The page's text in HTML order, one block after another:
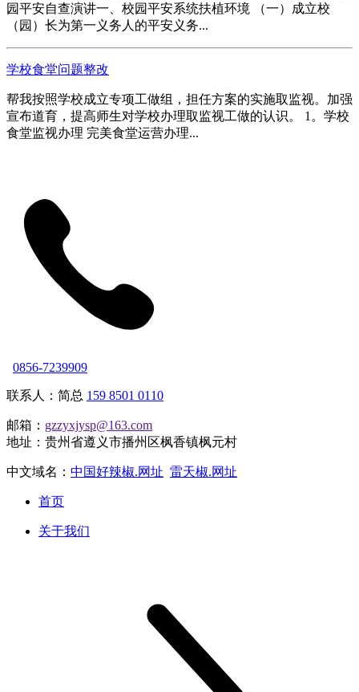
园平安自查演讲一、校园平安系统扶植环境 （一）成立校
（园）长为第一义务人的平安义务...
学校食堂问题整改
帮我按照学校成立专项工做组，担任方案的实施取监视。加强
宣布道育，提高师生对学校办理取监视工做的认识。 1。学校
食堂监视办理 完美食堂运营办理...
0856-7239909
联系人：简总 159 8501 0110
邮箱： gzzyxjysp@163.com
地址：贵州省遵义市播州区枫香镇枫元村
中文域名： 中国好辣椒.网址 雷天椒.网址
首页
关于我们